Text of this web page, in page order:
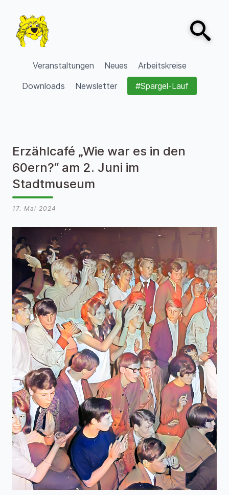
VVV Burgdorf
Veranstaltungen Neues
Arbeitskreise
Downloads
Newsletter #Spargel-Lauf
Open
Erzählcafé „Wie war es in den
60ern?“ am 2. Juni im
Stadtmuseum
17. Mai 2024